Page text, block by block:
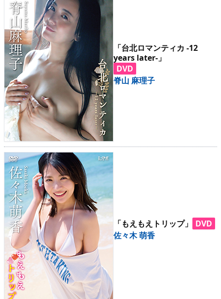
「台北ロマンティカ -12
years later-」
DVD
脊山 麻理子
「もえもえトリップ」
DVD
佐々木 萌香